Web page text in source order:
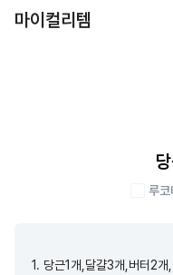
마이컬리템
루코
1. 당근1개,달걀3개,버터2